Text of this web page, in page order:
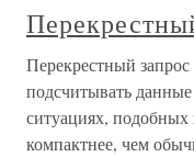
Перекрестный
подсчитывать
ситуациях,
компактнее, чем